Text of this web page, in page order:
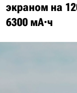
экраном на
6300 мА·ч